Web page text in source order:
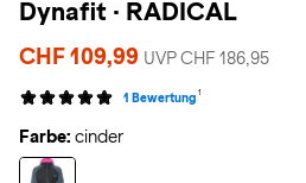
Dynafit · RADICAL
CHF 109,99 UVP CHF 186,95
1 Bewertung 1
Farbe: cinder